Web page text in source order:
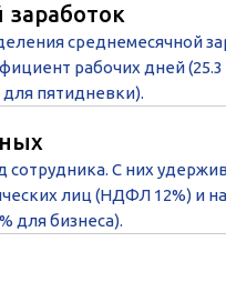
среднемесячной
рабочих дней (25.3
пятидневки).
сотрудника. С них
лиц (НДФЛ 12%) и
для бизнеса).